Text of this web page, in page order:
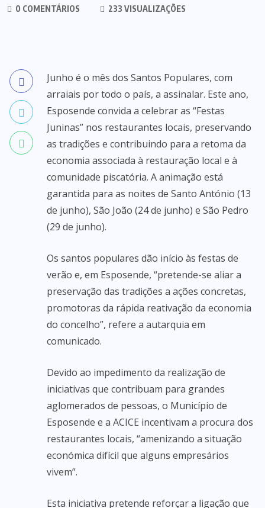
0 COMENTÁRIOS
233 VISUALIZAÇÕES
Junho é o mês dos Santos Populares, com
arraiais por todo o país, a assinalar. Este ano,
Esposende convida a celebrar as “Festas
Juninas” nos restaurantes locais, preservando
as tradições e contribuindo para a retoma da
economia associada à restauração local e à
comunidade piscatória. A animação está
garantida para as noites de Santo António (13
de junho), São João (24 de junho) e São Pedro
(29 de junho).
Os santos populares dão início às festas de
verão e, em Esposende, “pretende-se aliar a
preservação das tradições a ações concretas,
promotoras da rápida reativação da economia
do concelho”, refere a autarquia em
comunicado.
Devido ao impedimento da realização de
iniciativas que contribuam para grandes
aglomerados de pessoas, o Município de
Esposende e a ACICE incentivam a procura dos
restaurantes locais, “amenizando a situação
económica difícil que alguns empresários
vivem”.
Esta iniciativa pretende reforçar a ligação que